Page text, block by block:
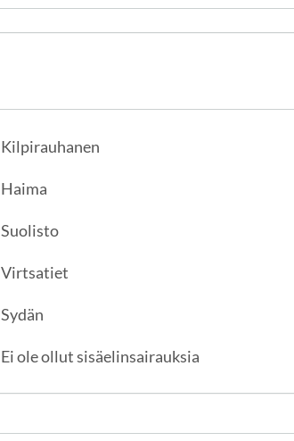
Kilpirauhanen
Haima
Suolisto
Virtsatiet
Sydän
Ei ole ollut sisäelinsairauksia